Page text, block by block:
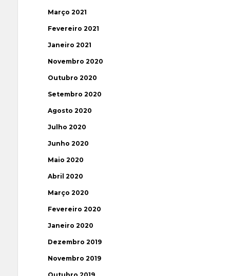
Março 2021
Fevereiro 2021
Janeiro 2021
Novembro 2020
Outubro 2020
Setembro 2020
Agosto 2020
Julho 2020
Junho 2020
Maio 2020
Abril 2020
Março 2020
Fevereiro 2020
Janeiro 2020
Dezembro 2019
Novembro 2019